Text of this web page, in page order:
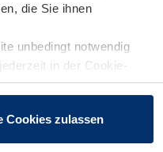
die Sie ihnen
unbedingt notwendig
in der Cookie-
Cookies zulassen